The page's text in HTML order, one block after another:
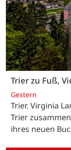
Trier zu Fuß,
Gestern
Trier. Virginia
Trier
ihres neuen